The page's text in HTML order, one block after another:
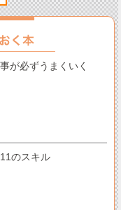
が必ずうまくいく
のスキル